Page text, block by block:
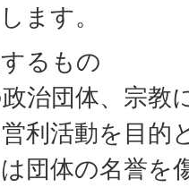
ます。
るもの
治団体、宗教
利活動を目的
団体の名誉を